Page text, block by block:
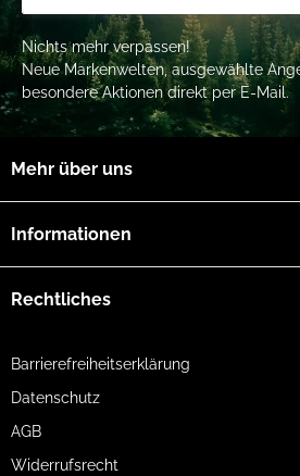
Nichts mehr verpassen!
Neue Markenwelten, ausgewählte
besondere Aktionen direkt per E-Mail.
Mehr über uns
Informationen
Rechtliches
Barrierefreiheitserklärung
Datenschutz
AGB
Widerrufsrecht